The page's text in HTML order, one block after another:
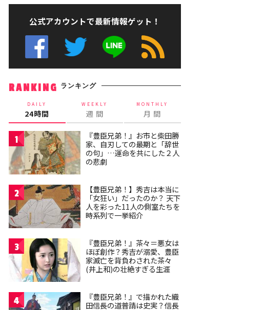
公式アカウントで最新情報ゲット！
RANKING ランキング
DAILY
24時間
WEEKLY
週 間
MONTHLY
月 間
1
『豊臣兄弟！』お市と柴田勝
家、自刃しての最期と「辞世
の句」…運命を共にした２人
の悲劇
2
【豊臣兄弟！】秀吉は本当に
「女狂い」だったのか？ 天下
人を彩った11人の側室たちを
時系列で一挙紹介
3
『豊臣兄弟！』茶々＝悪女は
ほぼ創作？秀吉が溺愛、豊臣
家滅亡を背負わされた茶々
(井上和)の壮絶すぎる生涯
4
『豊臣兄弟！』で描かれた織
田信長の道普請は史実？信長